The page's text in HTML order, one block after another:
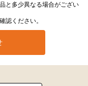
と多少異なる場合がござい
認ください。